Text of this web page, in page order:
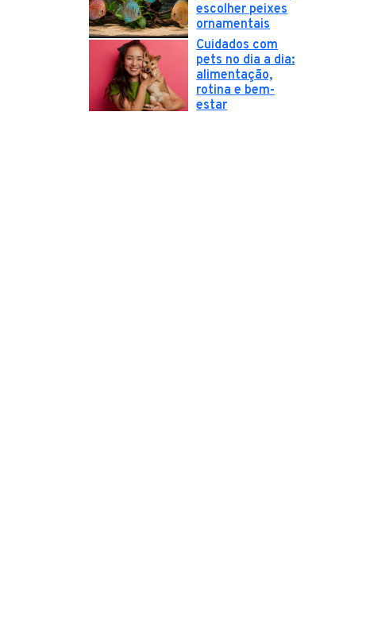
escolher peixes
ornamentais
Cuidados com
pets no dia a dia:
alimentação,
rotina e bem-
estar